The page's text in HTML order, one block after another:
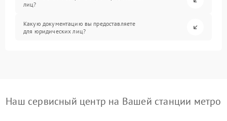
лиц?
Какую документацию вы предоставляете
для юридических лиц?
Наш сервисный центр на Вашей станции метро